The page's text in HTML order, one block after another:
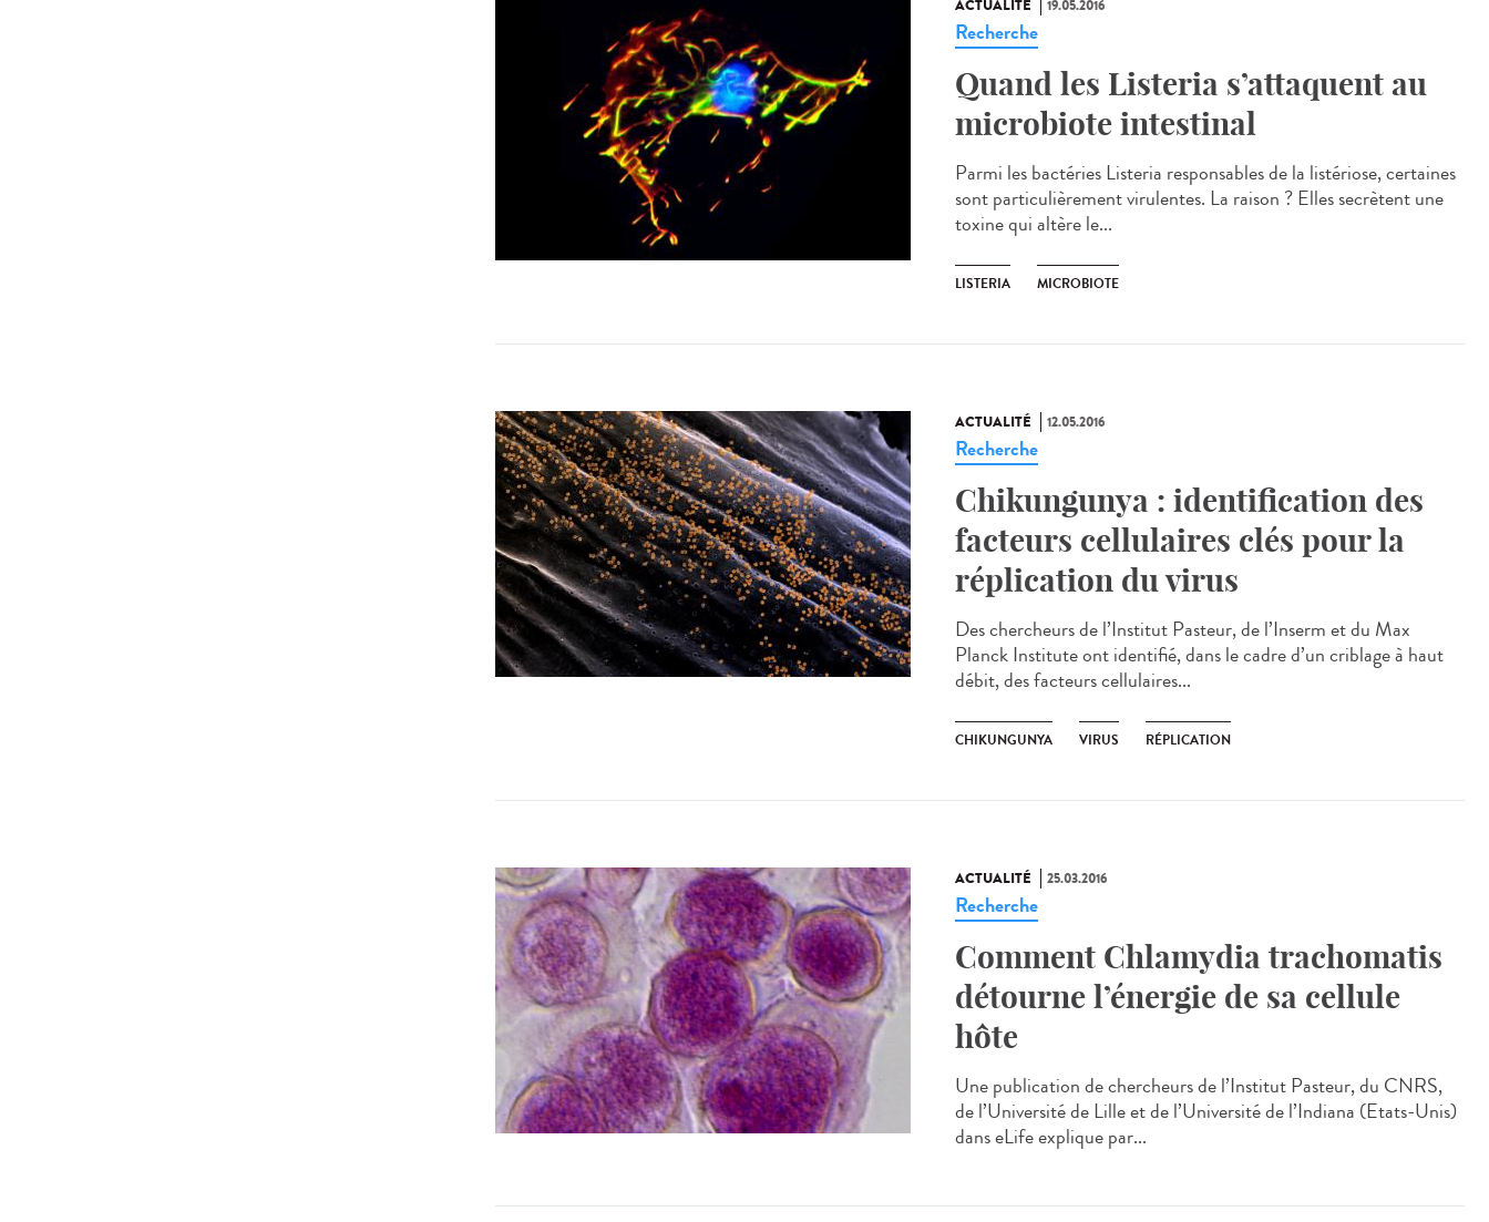
ACTUALITÉ 19.05.2016
Recherche
Quand les Listeria s’attaquent au
microbiote intestinal
Parmi les bactéries Listeria responsables de la listériose, certaines
sont particulièrement virulentes. La raison ? Elles secrètent une
toxine qui altère le...
LISTERIA MICROBIOTE
ACTUALITÉ 12.05.2016
Recherche
Chikungunya : identification des
facteurs cellulaires clés pour la
réplication du virus
Des chercheurs de l’Institut Pasteur, de l’Inserm et du Max
Planck Institute ont identifié, dans le cadre d’un criblage à haut
débit, des facteurs cellulaires...
CHIKUNGUNYA VIRUS RÉPLICATION
ACTUALITÉ 25.03.2016
Recherche
Comment Chlamydia trachomatis
détourne l’énergie de sa cellule
hôte
Une publication de chercheurs de l’Institut Pasteur, du CNRS,
de l’Université de Lille et de l’Université de l’Indiana (Etats-Unis)
dans eLife explique par...